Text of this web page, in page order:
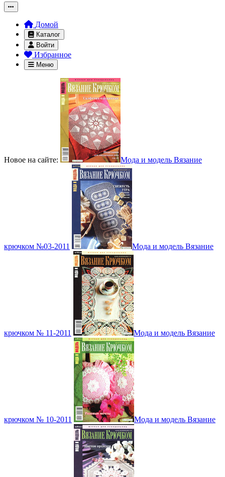
Домой
Каталог
Войти
Избранное
Меню
Новое на сайте: Мода и модель Вязание
крючком №03-2011 Мода и модель Вязание
крючком № 11-2011 Мода и модель Вязание
крючком № 10-2011 Мода и модель Вязание